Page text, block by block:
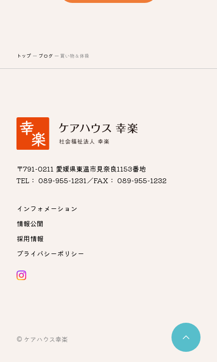
トップ ブログ 買い物＆体操
〒791-0211 愛媛県東温市見奈良1153番地
TEL： 089-955-1231／FAX： 089-955-1232
インフォメーション
情報公開
採用情報
プライバシーポリシー
© ケアハウス幸楽